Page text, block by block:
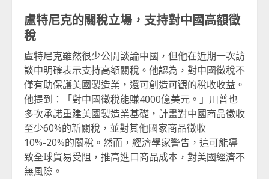
盧特尼克的關稅立場，支持對中國高額徵
稅
盧特尼克雖然很少公開談論中國，但他在近期一次訪
談中明確表示支持高額關稅。他認為，對中國徵稅不
僅有助保護美國製造業，還可創造可觀的稅收收益。
他提到：「對中國徵稅能賺4000億美元。」川普也
多次承諾重建美國製造業基礎，計畫對中國商品徵收
至少60%的新關稅，並對其他國家商品徵收
10%-20%的關稅。然而，經濟學家警告，這可能導
致全球貿易受阻，推高進口商品成本，對美國經濟不
無風險。